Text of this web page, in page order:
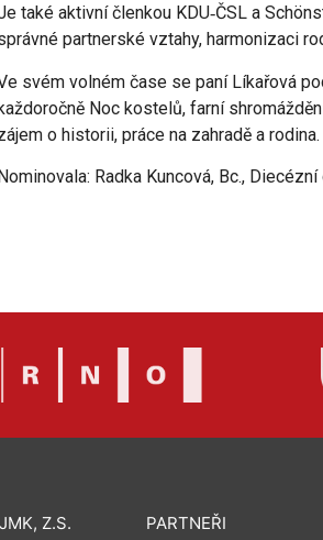
také aktivní členkou KDU­‑ČSL a
partnerské vztahy, harmonizaci
svém volném čase se paní Líkařová
Noc kostelů, farní
o historii, práce na zahradě a rodina.
Nominovala: Radka Kuncová, Bc.,
Z.S. PARTNEŘI